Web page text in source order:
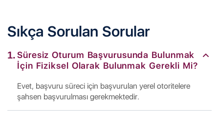
Sıkça Sorulan Sorular
1.Süresiz Oturum Başvurusunda Bulunmak
İçin Fiziksel Olarak Bulunmak Gerekli Mi?
Evet, başvuru süreci için başvurulan yerel otoritelere
şahsen başvurulması gerekmektedir.